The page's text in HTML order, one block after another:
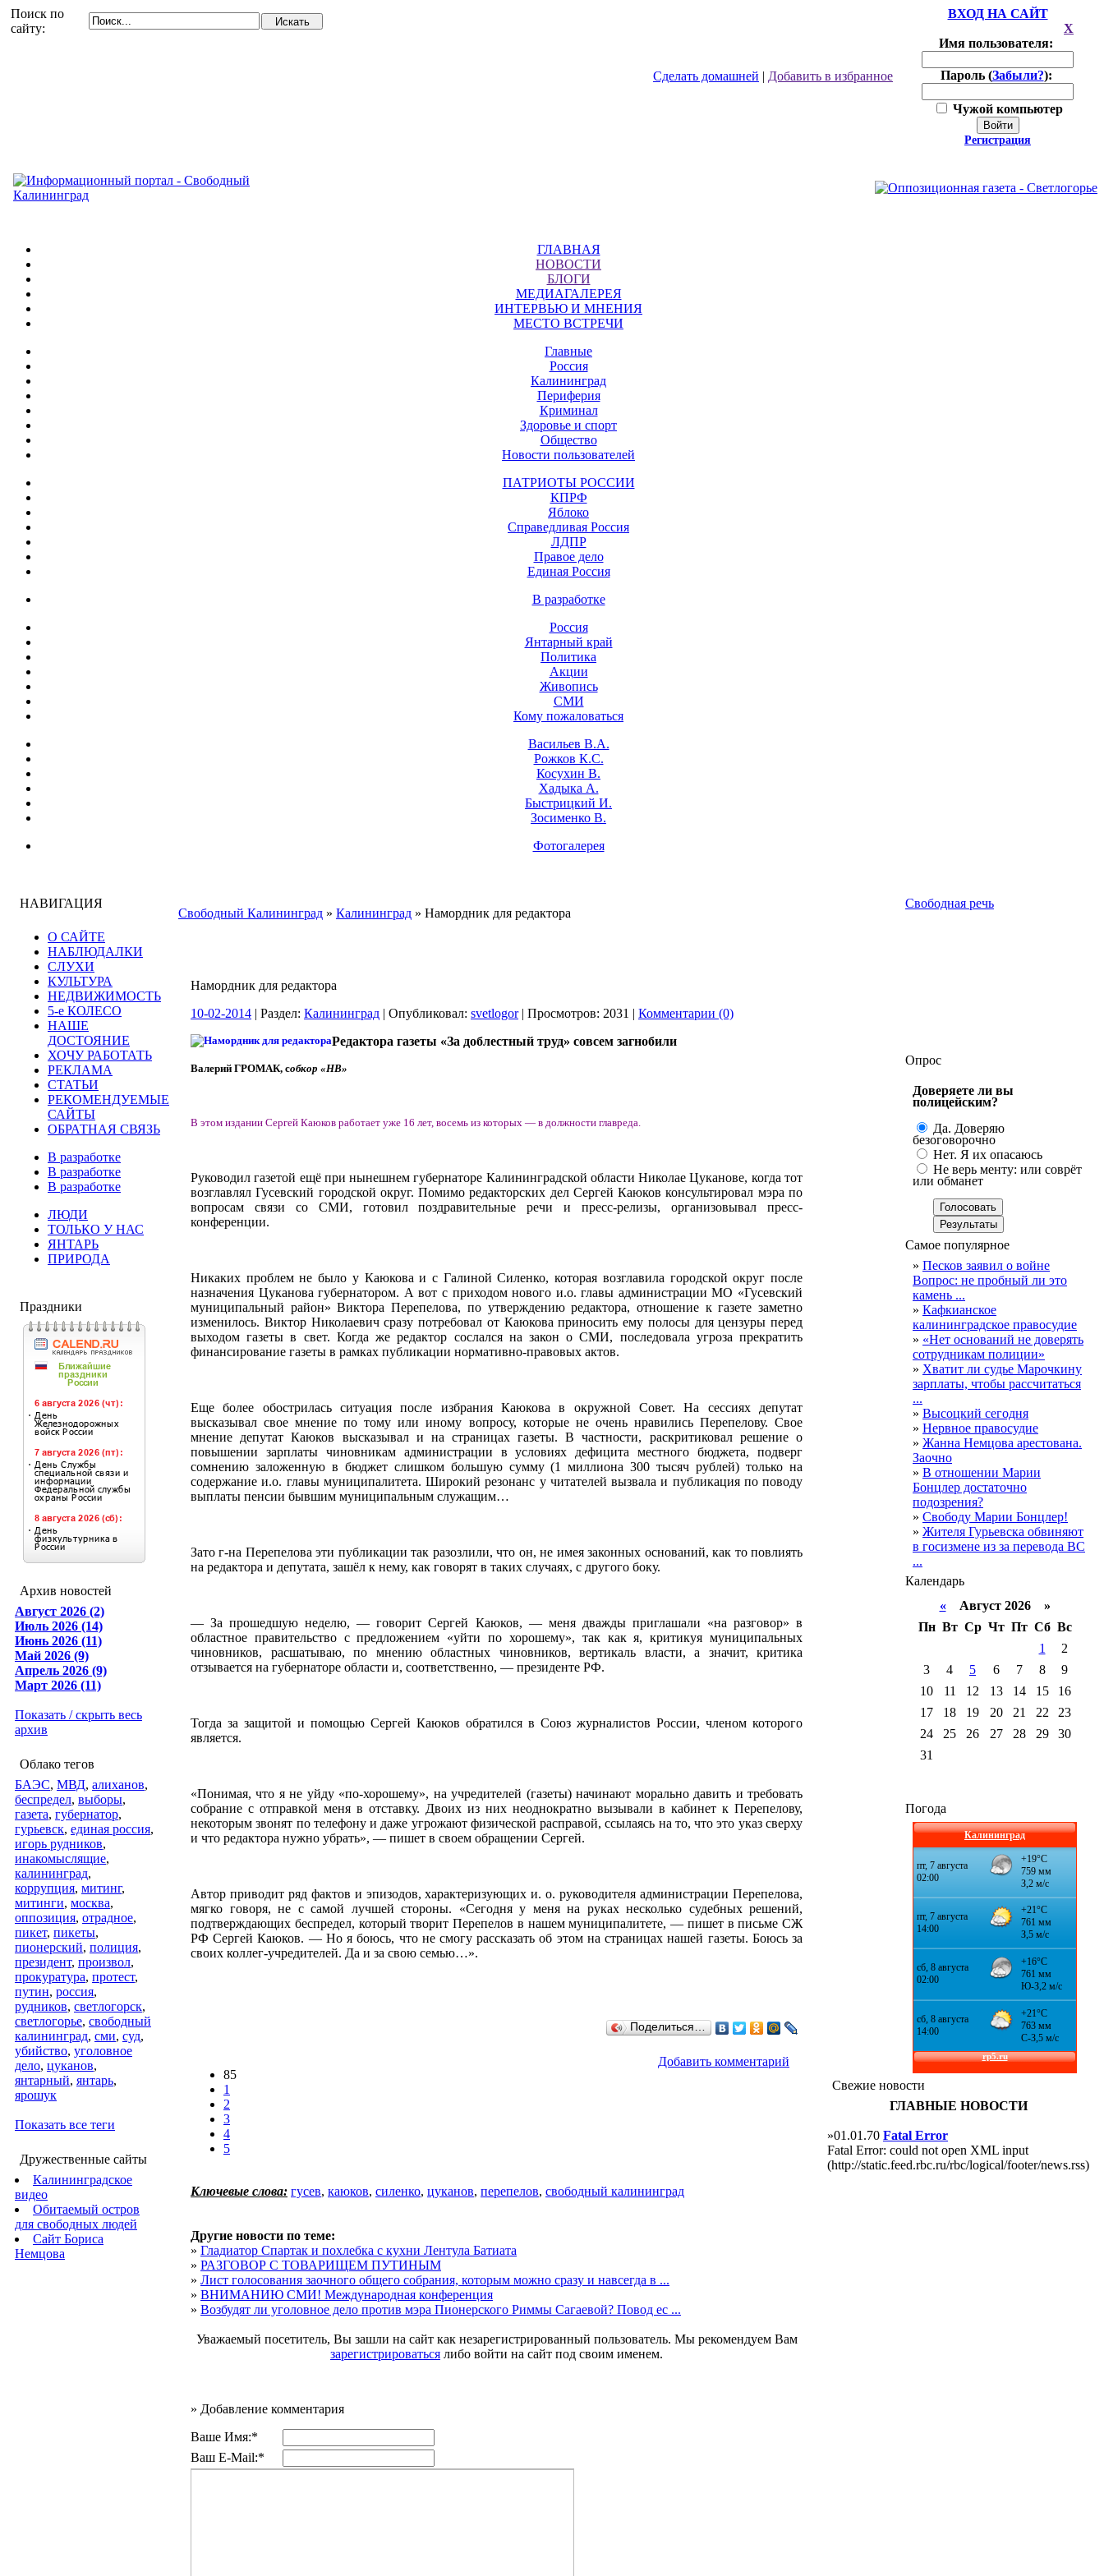
Поиск по
сайту:
Сделать домашней | Добавить в избранное
ВХОД НА САЙТ
X
Имя пользователя:
Пароль (Забыли?):
Чужой компьютер
Войти
Регистрация
ГЛАВНАЯ
НОВОСТИ
БЛОГИ
МЕДИАГАЛЕРЕЯ
ИНТЕРВЬЮ И МНЕНИЯ
МЕСТО ВСТРЕЧИ
Главные
Россия
Калининград
Периферия
Криминал
Здоровье и спорт
Общество
Новости пользователей
ПАТРИОТЫ РОССИИ
КПРФ
Яблоко
Справедливая Россия
ЛДПР
Правое дело
Единая Россия
В разработке
Россия
Янтарный край
Политика
Акции
Живопись
СМИ
Кому пожаловаться
Васильев В.А.
Рожков К.С.
Косухин В.
Хадыка А.
Быстрицкий И.
Зосименко В.
Фотогалерея
НАВИГАЦИЯ
О САЙТЕ
НАБЛЮДАЛКИ
СЛУХИ
КУЛЬТУРА
НЕДВИЖИМОСТЬ
5-е КОЛЕСО
НАШЕ
ДОСТОЯНИЕ
ХОЧУ РАБОТАТЬ
РЕКЛАМА
СТАТЬИ
РЕКОМЕНДУЕМЫЕ
САЙТЫ
ОБРАТНАЯ СВЯЗЬ
В разработке
В разработке
В разработке
ЛЮДИ
ТОЛЬКО У НАС
ЯНТАРЬ
ПРИРОДА
Праздники
Архив новостей
Август 2026 (2)
Июль 2026 (14)
Июнь 2026 (11)
Май 2026 (9)
Апрель 2026 (9)
Март 2026 (11)
Показать / скрыть весь
архив
Облако тегов
БАЭС, МВД, алиханов,
беспредел, выборы,
газета, губернатор,
гурьевск, единая россия,
игорь рудников,
инакомыслящие,
калининград,
коррупция, митинг,
митинги, москва,
оппозиция, отрадное,
пикет, пикеты,
пионерский, полиция,
президент, произвол,
прокуратура, протест,
путин, россия,
рудников, светлогорск,
светлогорье, свободный
калининград, сми, суд,
убийство, уголовное
дело, цуканов,
янтарный, янтарь,
ярошук
Показать все теги
Дружественные сайты
Калининградское
видео
Обитаемый остров
для свободных людей
Сайт Бориса
Немцова
Свободный Калининград » Калининград » Намордник для редактора
Намордник для редактора
10-02-2014 | Раздел: Калининград | Опубликовал: svetlogor| Просмотров: 2031 | Комментарии (0)
Редактора газеты «За доблестный труд» совсем загнобили
Валерий ГРОМАК, cобкор «НВ»
В этом издании Сергей Каюков работает уже 16 лет, восемь из которых — в должности главреда.
Руководил газетой ещё при нынешнем губернаторе Калининградской области Николае Цуканове, когда тот
возглавлял Гусевский городской округ. Помимо редакторских дел Сергей Каюков консультировал мэра по
вопросам связи со СМИ, готовил поздравительные речи и пресс-релизы, организовывал пресс-
конференции.
Никаких проблем не было у Каюкова и с Галиной Силенко, которая возглавила городской округ после
назначения Цуканова губернатором. А вот с приходом нового и.о. главы администрации МО «Гусевский
муниципальный район» Виктора Перепелова, по утверждению редактора, отношение к газете заметно
изменилось. Виктор Николаевич сразу потребовал от Каюкова приносить ему полосы для цензуры перед
выходом газеты в свет. Когда же редактор сослался на закон о СМИ, последовала угроза прекратить
финансирование газеты в рамках публикации нормативно-правовых актов.
Еще более обострилась ситуация после избрания Каюкова в окружной Совет. На сессиях депутат
высказывал свое мнение по тому или иному вопросу, которые не очень нравились Перепелову. Свое
мнение депутат Каюков высказывал и на страницах газеты. В частности, раскритиковал решение о
повышении зарплаты чиновникам администрации в условиях дефицита местного бюджета, подверг
сомнению заложенную в бюджет слишком большую сумму (1 миллиона 300 тысяч рублей) только на
содержание и.о. главы муниципалитета. Широкий резонанс у читателей вызвала и публикация по поводу
выплаты пенсии бывшим муниципальным служащим…
Зато г-на Перепелова эти публикации так разозлили, что он, не имея законных оснований, как то повлиять
на редактора и депутата, зашёл к нему, как говорят в таких случаях, с другого боку.
— За прошедшую неделю, — говорит Сергей Каюков, — меня дважды приглашали «на разговор» в
областное правительство с предложением «уйти по хорошему», так как я, критикуя муниципальных
чиновников, расшатываю, по мнению областных чиновников, вертикаль власти, а значит, критика
отзывается на губернаторе области и, соответственно, — президенте РФ.
Тогда за защитой и помощью Сергей Каюков обратился в Союз журналистов России, членом которого
является.
«Понимая, что я не уйду «по-хорошему», на учредителей (газеты) начинают морально давить и требовать
собрание с отправкой меня в отставку. Двоих из них неоднократно вызывали в кабинет к Перепелову,
некоторым звонят по телефону и даже угрожают физической расправой, ссылаясь на то, что это указ сверху
и что редактора нужно убрать», — пишет в своем обращении Сергей.
Автор приводит ряд фактов и эпизодов, характеризующих и. о. руководителя администрации Перепелова,
мягко говоря, не с самой лучшей стороны. «Сегодня у меня на руках несколько судебных решений,
подтверждающих беспредел, который творит Перепелов в нашем муниципалитете, — пишет в письме СЖ
РФ Сергей Каюков. — Но я боюсь, что не смогу рассказать об этом на страницах нашей газеты. Боюсь за
своих коллег-учредителей. Да и за свою семью…».
Поделиться…
85
1
2
3
4
5
Добавить комментарий
Ключевые слова: гусев, каюков, силенко, цуканов, перепелов, свободный калининград
Другие новости по теме:
» Гладиатор Спартак и похлебка с кухни Лентула Батиата
» РАЗГОВОР С ТОВАРИЩЕМ ПУТИНЫМ
» Лист голосования заочного общего собрания, которым можно сразу и навсегда в ...
» ВНИМАНИЮ СМИ! Международная конференция
» Возбудят ли уголовное дело против мэра Пионерского Риммы Сагаевой? Повод ес ...
Уважаемый посетитель, Вы зашли на сайт как незарегистрированный пользователь. Мы рекомендуем Вам
зарегистрироваться либо войти на сайт под своим именем.
» Добавление комментария
Ваше Имя:*
Ваш E-Mail:*
Свободная речь
Опрос
Доверяете ли вы
полицейским?
Да. Доверяю
безоговорочно
Нет. Я их опасаюсь
Не верь менту: или соврёт
или обманет
Самое популярное
» Песков заявил о войне
Вопрос: не пробный ли это
камень ...
» Кафкианское
калининградское правосудие
» «Нет оснований не доверять
сотрудникам полиции»
» Хватит ли судье Марочкину
зарплаты, чтобы рассчитаться
...
» Высоцкий сегодня
» Нервное правосудие
» Жанна Немцова арестована.
Заочно
» В отношении Марии
Бонцлер достаточно
подозрения?
» Свободу Марии Бонцлер!
» Жителя Гурьевска обвиняют
в госизмене из за перевода ВС
...
Календарь
«Август 2026 »
Пн Вт Ср Чт Пт Сб Вс
1
2
3
4 5 6 7 8
9
10
11 12 13 14 15
16
17
18 19 20 21 22
23
24
25 26 27 28 29
30
31
Погода
Калининград
Свежие новости
ГЛАВНЫЕ НОВОСТИ
»01.01.70 Fatal Error
Fatal Error: could not open XML input
(http://static.feed.rbc.ru/rbc/logical/footer/news.rss)